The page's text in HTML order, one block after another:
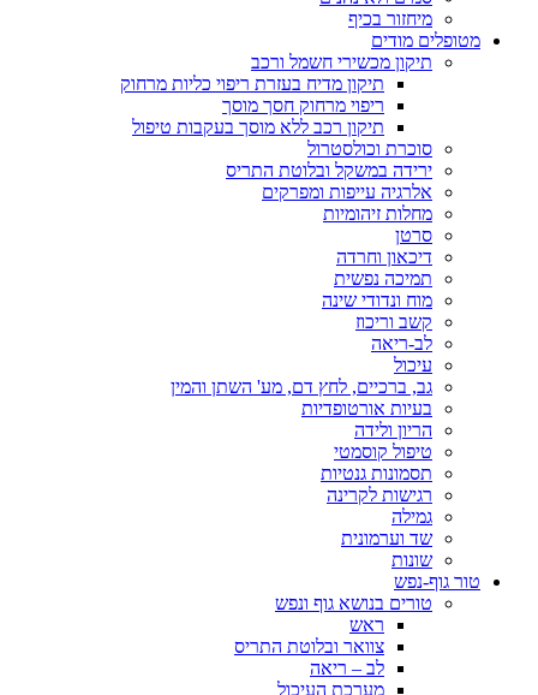
מיחזור בכיף
מטופלים מודים
תיקון מכשירי חשמל ורכב
תיקון מדיח בעזרת ריפוי כליות מרחוק
ריפוי מרחוק חסך מוסך
תיקון רכב ללא מוסך בעקבות טיפול
סוכרת וכולסטרול
ירידה במשקל ובלוטת התריס
אלרגיה עייפות ומפרקים
מחלות זיהומיות
סרטן
דיכאון וחרדה
תמיכה נפשית
מוח ונדודי שינה
קשב וריכוז
לב-ריאה
עיכול
גב, ברכיים, לחץ דם, מע' השתן והמין
בעיות אורטופדיות
הריון ולידה
טיפול קוסמטי
תסמונות גנטיות
רגישות לקרינה
גמילה
שד וערמונית
שונות
טור גוף-נפש
טורים בנושא גוף ונפש
ראש
צוואר ובלוטת התריס
לב – ריאה
מערכת העיכול